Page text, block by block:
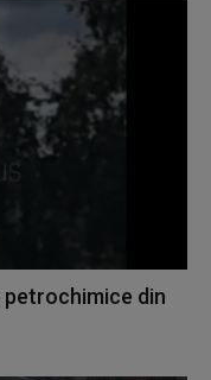
petrochimice din